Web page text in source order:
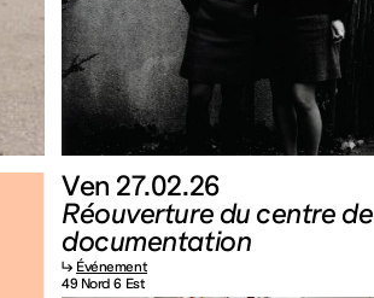
Ven 27.02.26
Réouverture du centre de
documentation
↳ Événement
49 Nord 6 Est